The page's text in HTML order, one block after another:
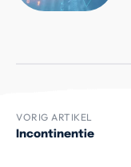
VORIG ARTIKEL
Incontinentie